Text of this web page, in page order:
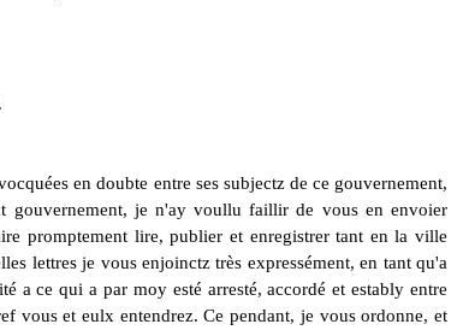
en doubte entre ses subjectz de ce gouvernement,
gouvernement, je n'ay voullu faillir de vous en envoier
promptement lire, publier et enregistrer tant en la ville
lettres je vous enjoinctz très expressément, en tant qu'a
ce qui a par moy esté arresté, accordé et estably entre
vous et eulx entendrez. Ce pendant, je vous ordonne, et